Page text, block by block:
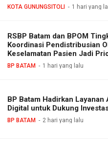
KOTA GUNUNGSITOLI 1 hari yang
RSBP Batam dan BPOM
Koordinasi Pendistribusian
Keselamatan Pasien Jadi
BP BATAM 1 hari yang lalu
BP Batam Hadirkan Layanan
Digital untuk Dukung
BP BATAM 2 hari yang lalu